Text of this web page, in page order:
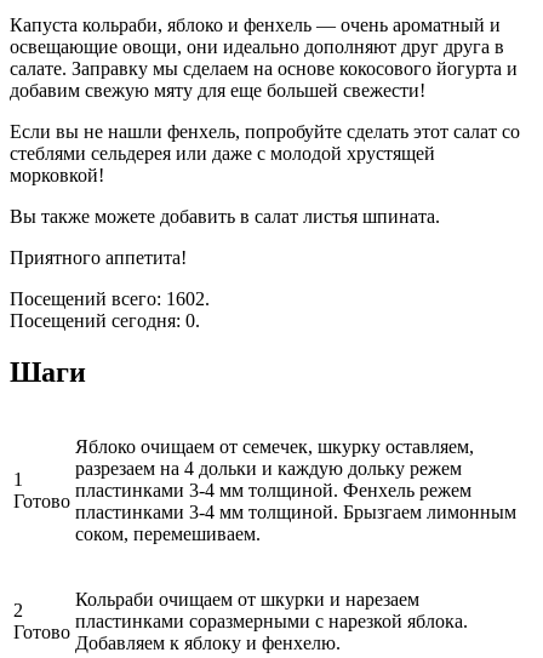
Капуста кольраби, яблоко и фенхель — очень ароматный и
освещающие овощи, они идеально дополняют друг друга в
салате. Заправку мы сделаем на основе кокосового йогурта и
добавим свежую мяту для еще большей свежести!
Если вы не нашли фенхель, попробуйте сделать этот салат со
стеблями сельдерея или даже с молодой хрустящей
морковкой!
Вы также можете добавить в салат листья шпината.
Приятного аппетита!
Посещений всего: 1602.
Посещений сегодня: 0.
Шаги
1
Готово
Яблоко очищаем от семечек, шкурку оставляем,
разрезаем на 4 дольки и каждую дольку режем
пластинками 3-4 мм толщиной. Фенхель режем
пластинками 3-4 мм толщиной. Брызгаем лимонным
соком, перемешиваем.
2
Готово
Кольраби очищаем от шкурки и нарезаем
пластинками соразмерными с нарезкой яблока.
Добавляем к яблоку и фенхелю.